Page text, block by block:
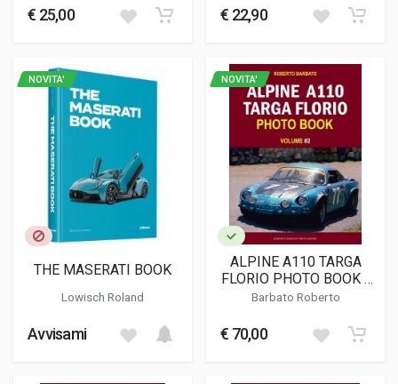
€ 25,00
PROGETTATE
€ 22,90
NOVITA'
THE MASERATI BOOK
Lowisch Roland
Avvisami
NOVITA'
ALPINE A110 TARGA
FLORIO PHOTO BOOK -
VOLUME 2
Barbato Roberto
€ 70,00